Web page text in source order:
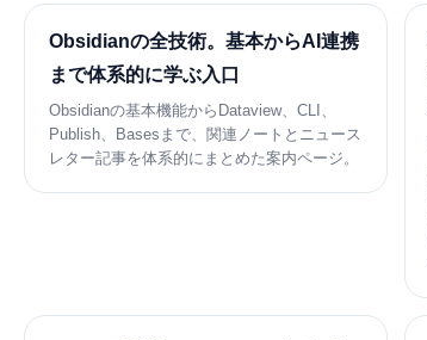
Obsidianの全技術。基本からAI連携
まで体系的に学ぶ入口
Obsidianの基本機能からDataview、CLI、
Publish、Basesまで、関連ノートとニュース
レター記事を体系的にまとめた案内ページ。